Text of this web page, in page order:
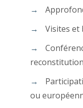
Visites et
ou